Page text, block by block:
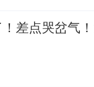
差点哭岔气